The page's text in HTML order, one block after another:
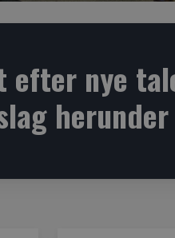
nye
herunder